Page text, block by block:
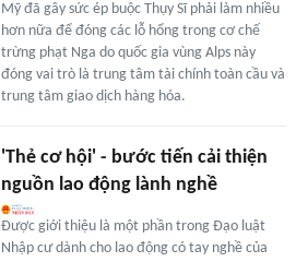
Mỹ đã gây sức ép buộc Thụy Sĩ phải làm nhiều
hơn nữa để đóng các lỗ hổng trong cơ chế
trừng phạt Nga do quốc gia vùng Alps này
đóng vai trò là trung tâm tài chính toàn cầu và
trung tâm giao dịch hàng hóa.
'Thẻ cơ hội' - bước tiến cải thiện
nguồn lao động lành nghề
Được giới thiệu là một phần trong Đạo luật
Nhập cư dành cho lao động có tay nghề của